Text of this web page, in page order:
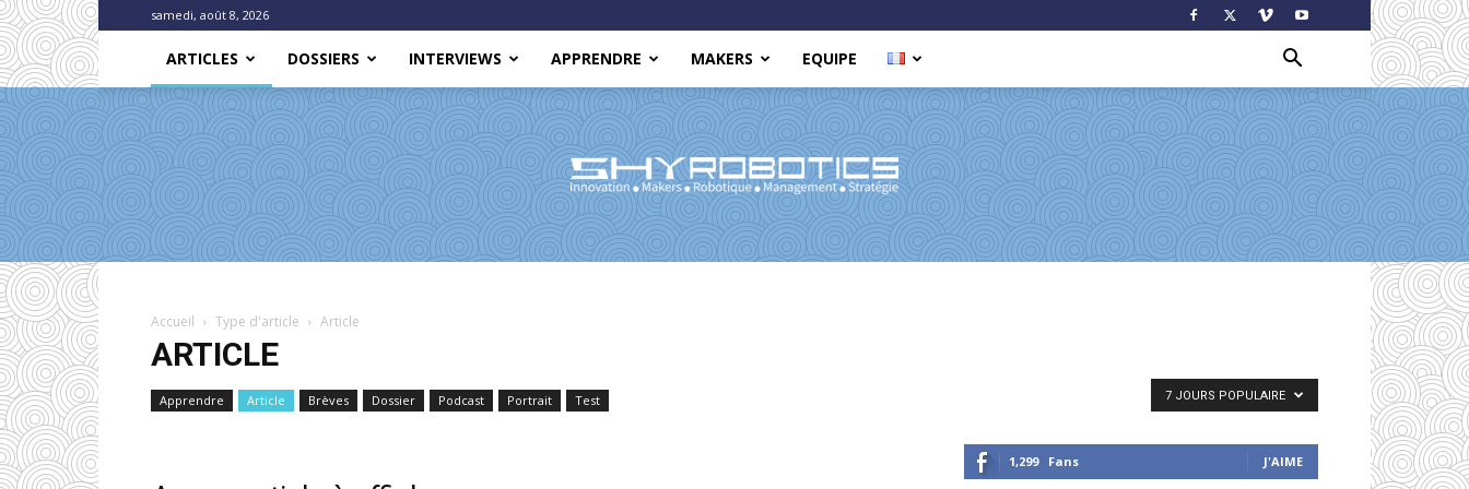
samedi, août 8, 2026
ARTICLES DOSSIERS INTERVIEWS APPRENDRE MAKERS EQUIPE
Accueil Type d'article Article
ARTICLE
Apprendre Article Brèves Dossier Podcast Portrait Test 7 JOURS POPULAIRE
1,299 Fans J'AIME